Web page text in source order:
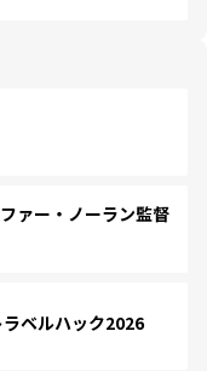
ァー・ノーラン監督
ベルハック2026